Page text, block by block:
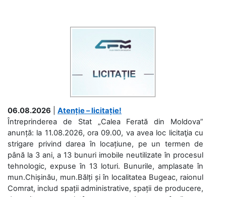
06.08.2026
Atenție – licitație!
Întreprinderea de Stat „Calea Ferată din Moldova”
anunță: la 11.08.2026, ora 09.00, va avea loc licitaţia cu
strigare privind darea în locațiune, pe un termen de
până la 3 ani, a 13 bunuri imobile neutilizate în procesul
tehnologic, expuse în 13 loturi. Bunurile, amplasate în
mun.Chișinău, mun.Bălți și în localitatea Bugeac, raionul
Comrat, includ spații administrative, spații de producere,